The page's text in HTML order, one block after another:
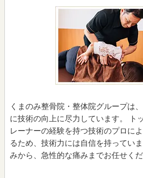
くまのみ整骨院・整体院グループは
に技術の向上に尽力しています。 ト
レーナーの経験を持つ技術のプロに
るため、技術力には自信を持ってい
みから、急性的な痛みまでお任せくだ